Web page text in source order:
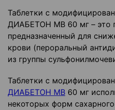
Таблетки с
ДИАБЕТОН МВ 60 мг – это
предназначенный для
крови (пероральный
из группы
Таблетки с
ДИАБЕТОН МВ 60 мг
некоторых форм